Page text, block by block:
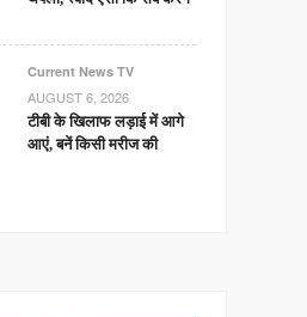
Current News TV
AUGUST 6, 2026
टीबी के खिलाफ लड़ाई में आगे
आएं, बनें किसी मरीज की